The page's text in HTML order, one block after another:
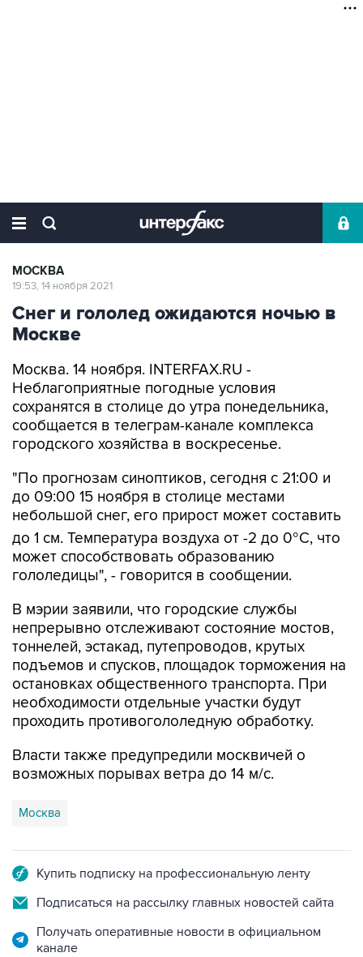
МОСКВА
19:53, 14 ноября 2021
Снег и гололед ожидаются ночью в
Москве
Москва. 14 ноября. INTERFAX.RU -
Неблагоприятные погодные условия
сохранятся в столице до утра понедельника,
сообщается в телеграм-канале комплекса
городского хозяйства в воскресенье.
"По прогнозам синоптиков, сегодня с 21:00 и
до 09:00 15 ноября в столице местами
небольшой снег, его прирост может составить
до 1 см. Температура воздуха от -2 до 0°C, что
может способствовать образованию
гололедицы", - говорится в сообщении.
В мэрии заявили, что городские службы
непрерывно отслеживают состояние мостов,
тоннелей, эстакад, путепроводов, крутых
подъемов и спусков, площадок торможения на
остановках общественного транспорта. При
необходимости отдельные участки будут
проходить противогололедную обработку.
Власти также предупредили москвичей о
возможных порывах ветра до 14 м/с.
Москва
Купить подписку на профессиональную ленту
Подписаться на рассылку главных новостей сайта
Получать оперативные новости в официальном
канале